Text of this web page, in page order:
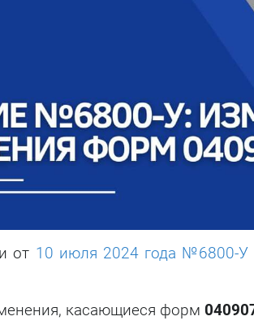
от 10 июля 2024 года №6800-У
касающиеся форм